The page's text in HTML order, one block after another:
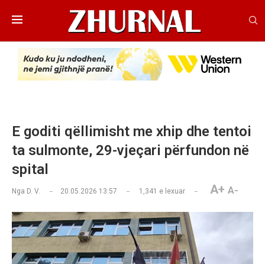
​E goditi qëllimisht me xhip dhe tentoi
ta sulmonte, 29-vjeçari përfundon në
spital
Nga D. V. 20.05.2026 13:57 1,341 e lexuar A+ A-